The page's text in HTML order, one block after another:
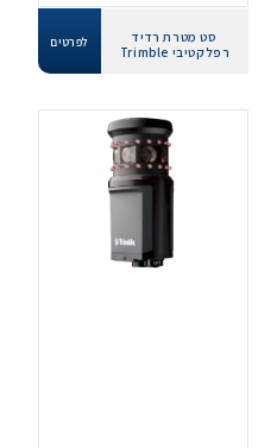
סט מטרת רדיד
רפלקטיבי Trimble
לפרטים